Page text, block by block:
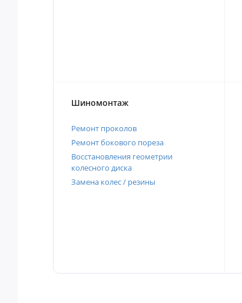
Шиномонтаж
Ремонт проколов
Ремонт бокового пореза
Восстановления геометрии
колесного диска
Замена колес / резины